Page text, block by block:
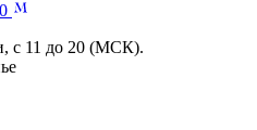
0
с 11 до 20 (МСК).